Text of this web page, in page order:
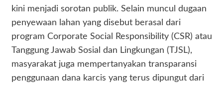
kini menjadi sorotan publik. Selain muncul dugaan
penyewaan lahan yang disebut berasal dari
program Corporate Social Responsibility (CSR) atau
Tanggung Jawab Sosial dan Lingkungan (TJSL),
masyarakat juga mempertanyakan transparansi
penggunaan dana karcis yang terus dipungut dari